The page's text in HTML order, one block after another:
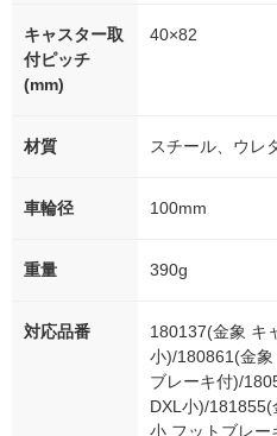
キャスター取
付ピッチ
(mm)
40×82
材質 スチール、ウレ
車輪径 100mm
重量 390g
対応品番
180137(金象 キ
小)/180861(金象
ブレーキ付)/
DXL小)/
小 フットブレー